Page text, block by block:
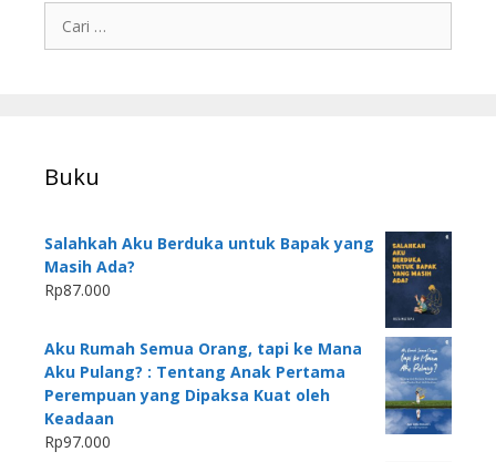
Buku
Salahkah Aku Berduka untuk Bapak yang
Masih Ada?
Rp87.000
Aku Rumah Semua Orang, tapi ke Mana
Aku Pulang? : Tentang Anak Pertama
Perempuan yang Dipaksa Kuat oleh
Keadaan
Rp97.000